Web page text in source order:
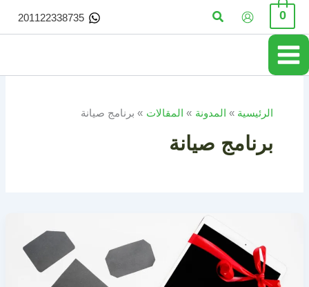
تخطي
المحتوى
0 البحث 201122338735
الرئيسية المدونة المقالات برنامج صيانة
برنامج صيانة